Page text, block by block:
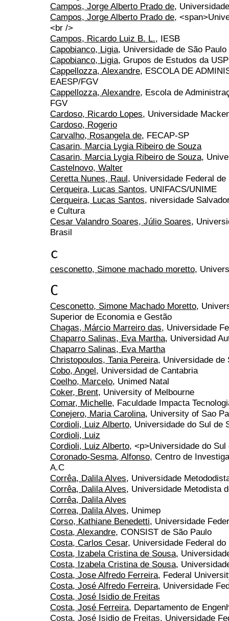
Campos, Jorge Alberto Prado de,
Campos, Jorge Alberto Prado de,
<br />
Campos, Ricardo Luiz B. L., IESB
Capobianco, Ligia, Universidade de São Paulo
Capobianco, Ligia, Grupos de Estudos da USP
Cappellozza, Alexandre, ESCOLA DE
EAESP/FGV
Cappellozza, Alexandre, Escola de
FGV
Cardoso, Ricardo Lopes, Universidade
Cardoso, Rogerio
Carvalho, Rosangela de, FECAP-SP
Casarin, Marcia Lygia Ribeiro de Souza
Casarin, Marcia Lygia Ribeiro de Souza,
Castelnovo, Walter
Ceretta Nunes, Raul, Universidade Federal
Cerqueira, Lucas Santos, UNIFACS/UNIME
Cerqueira, Lucas Santos, niversidade
e Cultura
Cesar Valandro Soares, Júlio Soares,
Brasil
c
cesconetto, Simone machado moretto,
C
Cesconetto, Simone Machado Moretto,
Superior de Economia e Gestão
Chagas, Márcio Marreiro das, Universidade
Chaparro Salinas, Eva Martha, Universidad
Chaparro Salinas, Eva Martha
Christopoulos, Tania Pereira, Universidade de
Cobo, Angel, Universidad de Cantabria
Coelho, Marcelo, Unimed Natal
Coker, Brent, University of Melbourne
Comar, Michelle, Faculdade Impacta
Conejero, Maria Carolina, University of Sao
Cordioli, Luiz Alberto, Universidade do Sul de
Cordioli, Luiz
Cordioli, Luiz Alberto, <p>Universidade do
Coronado-Sesma, Alfonso, Centro de
A.C
Corrêa, Dalila Alves, Universidade
Corrêa, Dalila Alves, Universidade Metodista
Corrêa, Dalila Alves
Correa, Dalila Alves, Unimep
Corso, Kathiane Benedetti, Universidade
Costa, Alexandre, CONSIST de São Paulo
Costa, Carlos Cesar, Universidade Federal do
Costa, Izabela Cristina de Sousa,
Costa, Izabela Cristina de Sousa,
Costa, Jose Alfredo Ferreira, Federal
Costa, José Alfredo Ferreira, Universidade
Costa, José Isidio de Freitas
Costa, José Ferreira, Departamento de
Costa, José Isidio de Freitas, Universidade